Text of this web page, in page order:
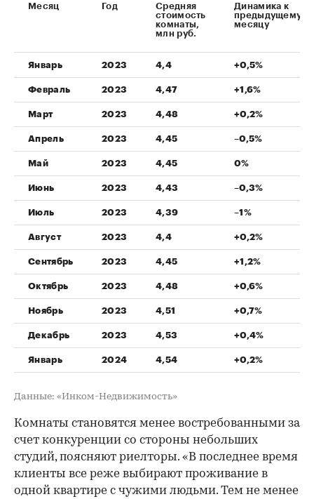
Месяц Год
Средняя
стоимость
комнаты,
млн руб.
Динамика к
предыдущему
месяцу
Январь 2023 4,4 +0,5%
Февраль 2023 4,47 +1,6%
Март 2023 4,48 +0,2%
Апрель 2023 4,45 –0,5%
Май 2023 4,45 0%
Июнь 2023 4,43 –0,3%
Июль 2023 4,39 –1%
Август 2023 4,4 +0,2%
Сентябрь 2023 4,45 +1,2%
Октябрь 2023 4,48 +0,6%
Ноябрь 2023 4,51 +0,7%
Декабрь 2023 4,53 +0,4%
Январь 2024 4,54 +0,2%
Данные: «Инком-Недвижимость»
Комнаты становятся менее востребованными за
счет конкуренции со стороны небольших
студий, поясняют риелторы. «В последнее время
клиенты все реже выбирают проживание в
одной квартире с чужими людьми. Тем не менее